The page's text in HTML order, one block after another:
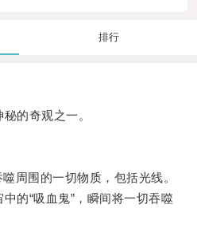
排行
的奇观之一。
围的一切物质，包括光线。
“吸血鬼”，瞬间将一切吞噬